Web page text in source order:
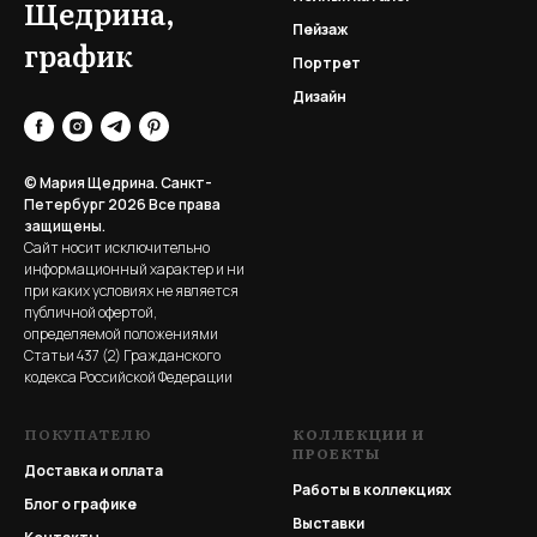
Щедрина,
график
© Мария Щедрина. Санкт-
Петербург 2026Все права
защищены.
Сайт носит исключительно
информационный характер и ни
при каких условиях не является
публичной офертой,
определяемой положениями
Статьи 437 (2) Гражданского
кодекса Российской Федерации
Пейзаж
Портрет
Дизайн
ПОКУПАТЕЛЮ
Доставка и оплата
Блог о графике
КОЛЛЕКЦИИ И
ПРОЕКТЫ
Работы в коллекциях
Выставки